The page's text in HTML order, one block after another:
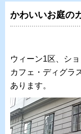
かわいいお庭の
ウィーン1区、シ
カフェ・ディグラ
あります。